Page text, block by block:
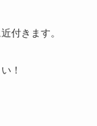
付きます。
！